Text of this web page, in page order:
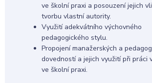
ve školní praxi a posouzení jejich
tvorbu vlastní autority.
Využití adekvátního výchovného
pedagogického stylu.
Propojení manažerských a
dovedností a jejich využití při práci
ve školní praxi.